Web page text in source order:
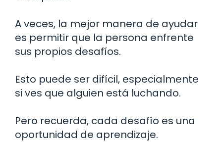
A veces, la mejor manera de ayudar
es permitir que la persona enfrente
sus propios desafíos.
Esto puede ser difícil, especialmente
si ves que alguien está luchando.
Pero recuerda, cada desafío es una
oportunidad de aprendizaje.